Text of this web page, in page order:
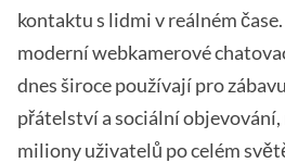
kontaktu s lidmi v reálném
moderní webkamerové
dnes široce používají pro
přátelství a sociální
miliony uživatelů po celém